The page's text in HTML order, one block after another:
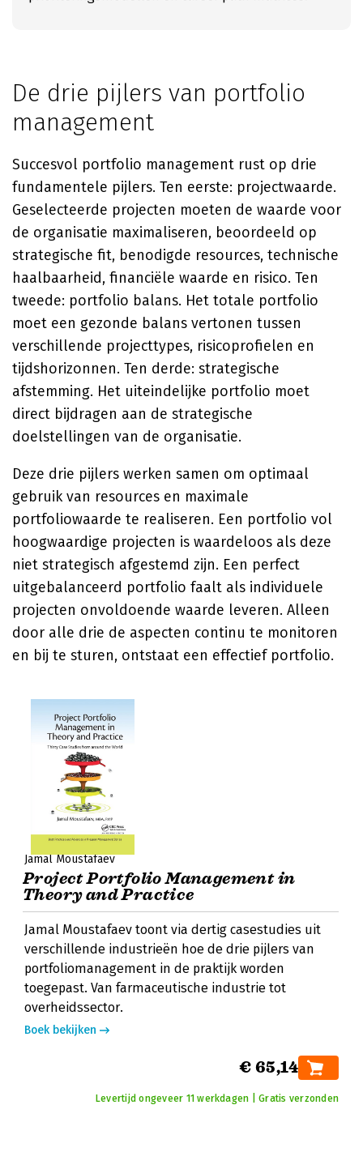
De drie pijlers van portfolio
management
Succesvol portfolio management rust op drie
fundamentele pijlers. Ten eerste: projectwaarde.
Geselecteerde projecten moeten de waarde voor
de organisatie maximaliseren, beoordeeld op
strategische fit, benodigde resources, technische
haalbaarheid, financiële waarde en risico. Ten
tweede: portfolio balans. Het totale portfolio
moet een gezonde balans vertonen tussen
verschillende projecttypes, risicoprofielen en
tijdshorizonnen. Ten derde: strategische
afstemming. Het uiteindelijke portfolio moet
direct bijdragen aan de strategische
doelstellingen van de organisatie.
Deze drie pijlers werken samen om optimaal
gebruik van resources en maximale
portfoliowaarde te realiseren. Een portfolio vol
hoogwaardige projecten is waardeloos als deze
niet strategisch afgestemd zijn. Een perfect
uitgebalanceerd portfolio faalt als individuele
projecten onvoldoende waarde leveren. Alleen
door alle drie de aspecten continu te monitoren
en bij te sturen, ontstaat een effectief portfolio.
Jamal Moustafaev
Project Portfolio Management in
Theory and Practice
Jamal Moustafaev toont via dertig casestudies uit
verschillende industrieën hoe de drie pijlers van
portfoliomanagement in de praktijk worden
toegepast. Van farmaceutische industrie tot
overheidssector.
Boek bekijken
€ 65,14
Levertijd ongeveer 11 werkdagen | Gratis verzonden